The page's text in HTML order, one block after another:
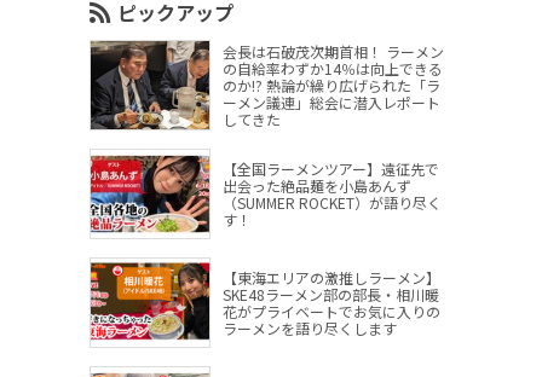
ピックアップ
会長は石破茂次期首相！ ラーメン
の自給率わずか14％は向上できる
のか!? 熱論が繰り広げられた「ラ
ーメン議連」総会に潜入レポート
してきた
【全国ラーメンツアー】遠征先で
出会った絶品麺を小島あんず
（SUMMER ROCKET）が語り尽く
す！
【東海エリアの激推しラーメン】
SKE48ラーメン部の部長・相川暖
花がプライベートでお気に入りの
ラーメンを語り尽くします